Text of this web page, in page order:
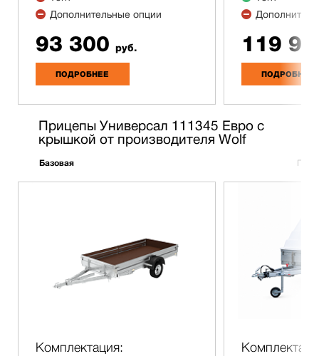
Дополнительные опции
93 300 руб.
ПОДРОБНЕЕ
119
ПОДРОБНЕЕ
Прицепы Универсал 111345 Евро с
крышкой от производителя Wolf
Базовая
Комплектация: